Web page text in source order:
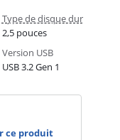
Type de disque dur
2,5 pouces
Version USB
USB 3.2 Gen 1
ce produit